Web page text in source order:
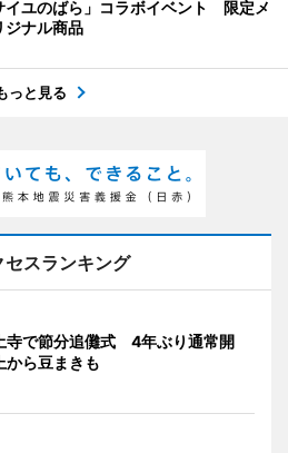
イユのばら」コラボイベント 限定メ
ジナル商品
っと見る
セスランキング
寺で節分追儺式 4年ぶり通常開
から豆まきも